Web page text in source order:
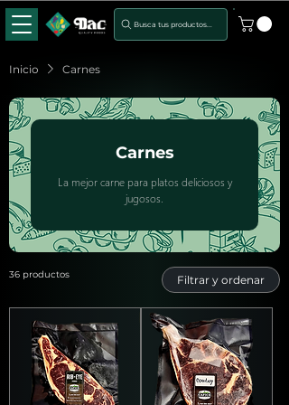
Busca tus productos...
Inicio Carnes
Carnes
La mejor carne para platos deliciosos y
jugosos.
36 productos Filtrar y ordenar